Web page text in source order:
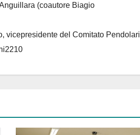
(coautore Biagio
, vicepresidente del Comitato Pendolari